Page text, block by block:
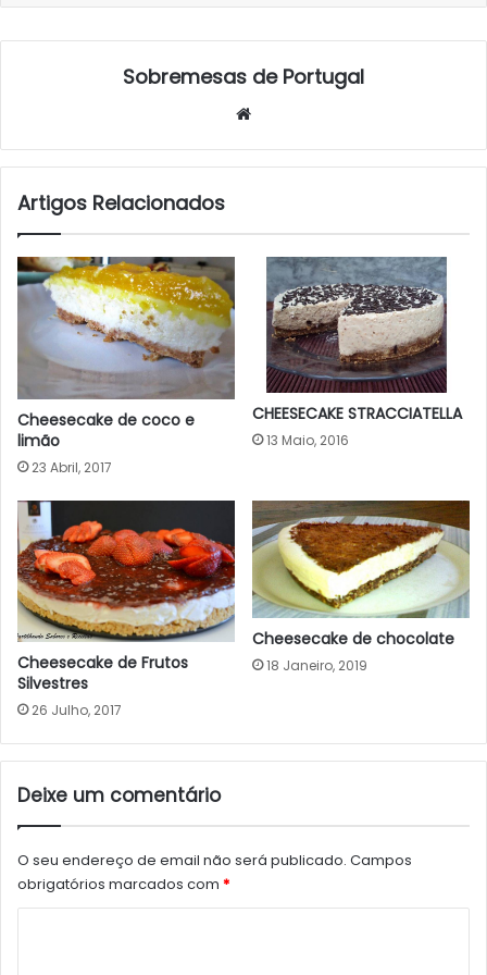
Sobremesas de Portugal
Artigos Relacionados
Cheesecake de coco e
limão
23 Abril, 2017
CHEESECAKE STRACCIATELLA
13 Maio, 2016
Cheesecake de Frutos
Silvestres
26 Julho, 2017
Cheesecake de chocolate
18 Janeiro, 2019
Deixe um comentário
O seu endereço de email não será publicado. Campos
obrigatórios marcados com *